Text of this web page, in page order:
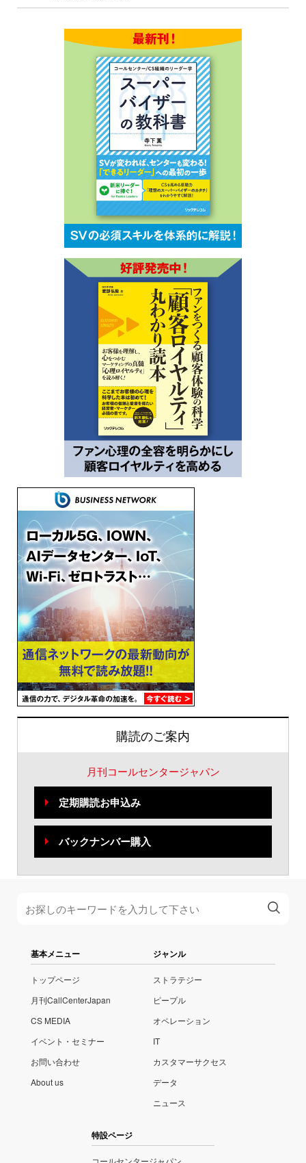
購読のご案内
月刊コールセンタージャパン
定期購読お申込み
バックナンバー購入
基本メニュー
トップページ
月刊CallCenterJapan
CS MEDIA
イベント・セミナー
お問い合わせ
About us
ジャンル
ストラテジー
ピープル
オペレーション
IT
カスタマーサクセス
データ
ニュース
特設ページ
コールセンタージャパン